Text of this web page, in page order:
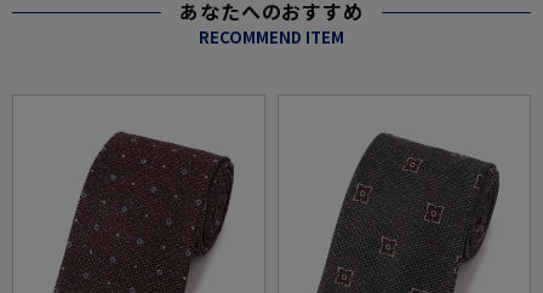
あなたへのおすすめ
RECOMMEND ITEM